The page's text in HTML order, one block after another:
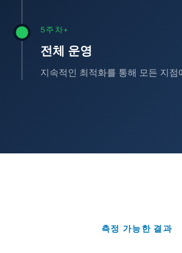
5주차+
전체 운영
지속적인 최적화를 통해 모든 지점
측정 가능한 결과